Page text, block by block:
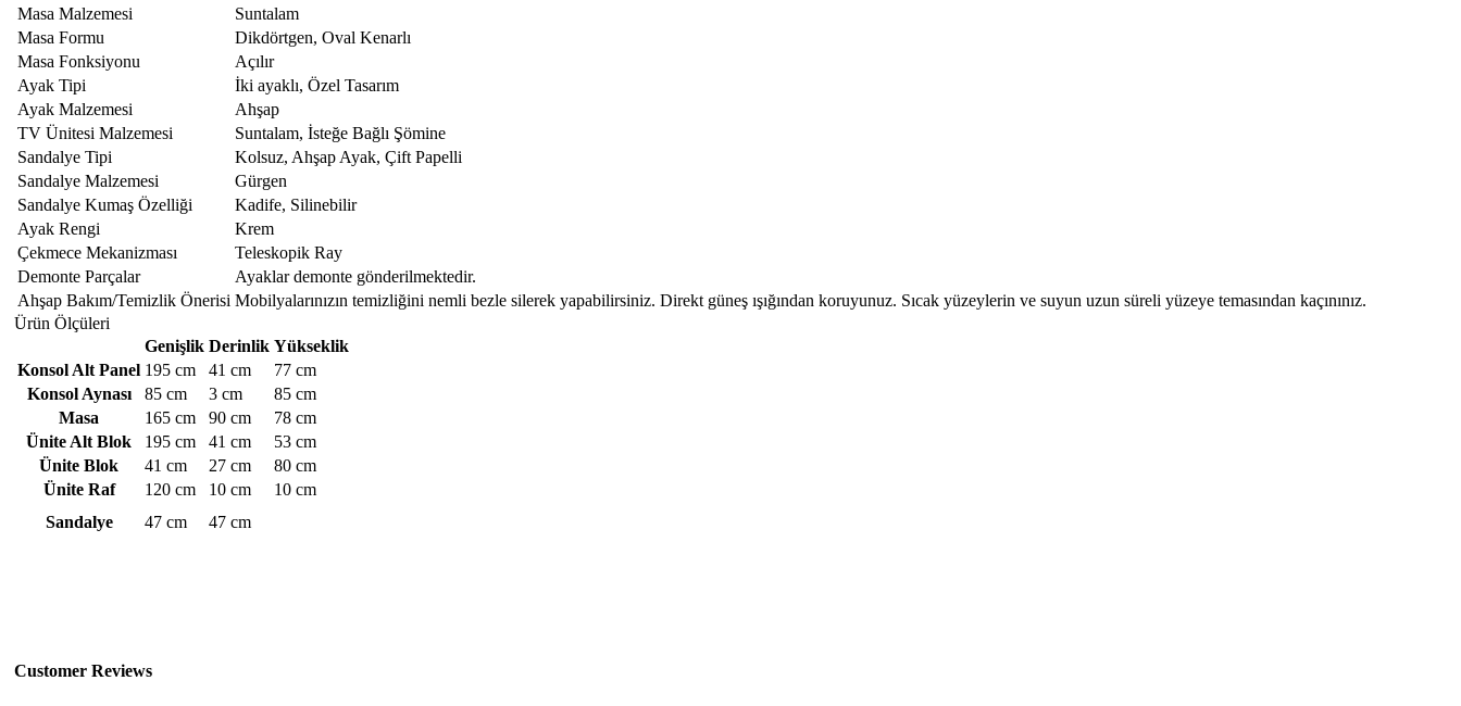
Masa Malzemesi
Suntalam
Masa Formu
Dikdörtgen, Oval Kenarlı
Masa Fonksiyonu
Açılır
Ayak Tipi
İki ayaklı, Özel Tasarım
Ayak Malzemesi
Ahşap
TV Ünitesi Malzemesi
Suntalam, İsteğe Bağlı Şömine
Sandalye Tipi
Kolsuz, Ahşap Ayak, Çift Papelli
Sandalye Malzemesi
Gürgen
Sandalye Kumaş Özelliği
Kadife, Silinebilir
Ayak Rengi
Krem
Çekmece Mekanizması
Teleskopik Ray
Demonte Parçalar
Ayaklar demonte gönderilmektedir.
Ahşap Bakım/Temizlik Önerisi Mobilyalarınızın temizliğini nemli bezle silerek yapabilirsiniz. Direkt güneş ışığından koruyunuz. Sıcak yüzeylerin ve suyun uzun süreli yüzeye temasından kaçınınız.
Ürün Ölçüleri
Genişlik Derinlik Yükseklik
Konsol Alt Panel 195 cm 41 cm
77 cm
Konsol Aynası
85 cm 3 cm
85 cm
Masa
165 cm 90 cm
78 cm
Ünite Alt Blok
195 cm 41 cm
53 cm
Ünite Blok
41 cm 27 cm
80 cm
Ünite Raf
120 cm 10 cm
10 cm
Sandalye
47 cm 47 cm
Customer Reviews